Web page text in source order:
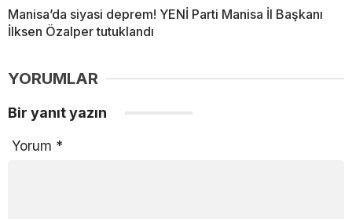
Manisa’da siyasi deprem! YENİ Parti Manisa İl Başkanı
İlksen Özalper tutuklandı
YORUMLAR
Bir yanıt yazın
Yorum *